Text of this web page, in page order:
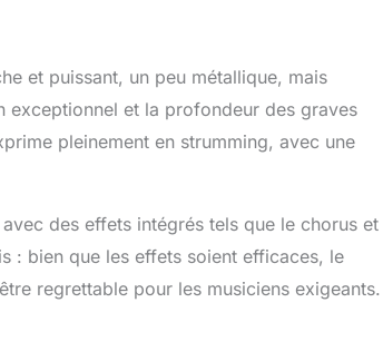
et puissant, un peu métallique, mais
exceptionnel et la profondeur des graves
pleinement en strumming, avec une
des effets intégrés tels que le chorus et
: bien que les effets soient efficaces, le
regrettable pour les musiciens exigeants.